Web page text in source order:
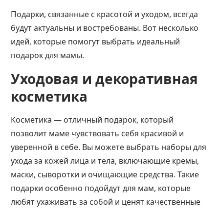
Подарки, связанные с красотой и уходом, всегда
будут актуальны и востребованы. Вот несколько
идей, которые помогут выбрать идеальный
подарок для мамы.
Уходовая и декоративная
косметика
Косметика — отличный подарок, который
позволит маме чувствовать себя красивой и
уверенной в себе. Вы можете выбрать наборы для
ухода за кожей лица и тела, включающие кремы,
маски, сыворотки и очищающие средства. Такие
подарки особенно подойдут для мам, которые
любят ухаживать за собой и ценят качественные